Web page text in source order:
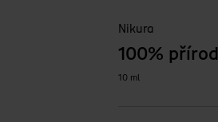
Nikura
100%
10 ml